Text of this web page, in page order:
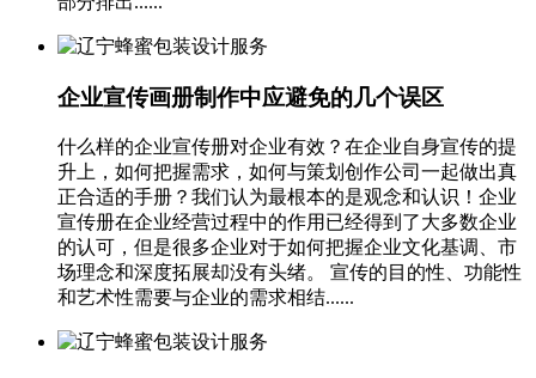
企业宣传画册制作中应避免的几个误区
什么样的企业宣传册对企业有效？在企业自身宣传的提
升上，如何把握需求，如何与策划创作公司一起做出真
正合适的手册？我们认为最根本的是观念和认识！企业
宣传册在企业经营过程中的作用已经得到了大多数企业
的认可，但是很多企业对于如何把握企业文化基调、市
场理念和深度拓展却没有头绪。 宣传的目的性、功能性
和艺术性需要与企业的需求相结......